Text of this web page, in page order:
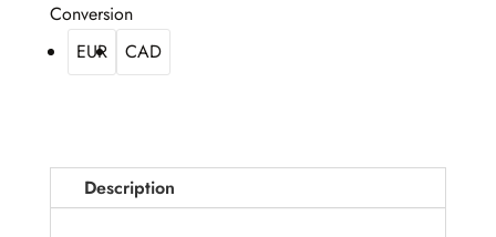
Conversion
EUR
CAD
Description